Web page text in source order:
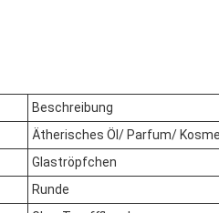
Beschreibung
Ätherisches Öl/ Parfum/
Glaströpfchen
Runde